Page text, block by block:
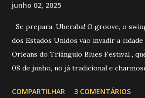
junho 02, 2025
Se prepara, Uberaba! O groove, o
dos Estados Unidos vão invadir a
Orleans do Triângulo Blues Festival ,
08 de junho, no já tradicional e
Foto: https://
COMPARTILHAR 3 COMENTÁRIOS